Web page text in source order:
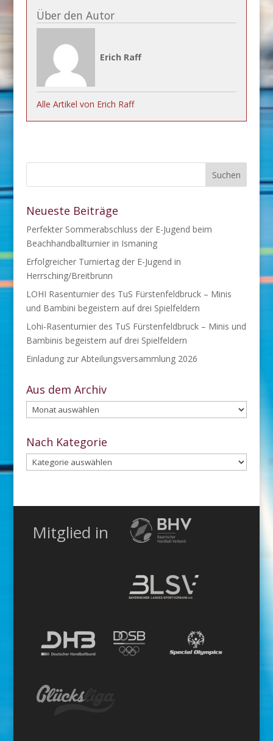
Über den Autor
Erich Raff
Alle Artikel von Erich Raff
Neueste Beiträge
Perfekter Sommerabschluss der E-Jugend beim
Beachhandballturnier in Ismaning
Erfolgreicher Turniertag der E-Jugend in
Herrsching/Breitbrunn
LOHI Rasenturnier des TuS Fürstenfeldbruck – Minis
und Bambini begeistern auf drei Spielfeldern
Lohi-Rasenturnier des TuS Fürstenfeldbruck – Minis und
Bambinis begeistern auf drei Spielfeldern
Einladung zur Abteilungsversammlung 2026
Aus dem Archiv
Aus
dem
Archiv
Nach Kategorie
Nach
Kategorie
Mitglied in